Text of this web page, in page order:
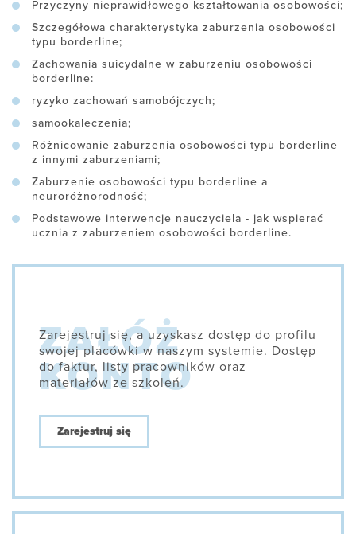
Przyczyny nieprawidłowego kształtowania osobowości;
Szczegółowa charakterystyka zaburzenia osobowości
typu borderline;
Zachowania suicydalne w zaburzeniu osobowości
borderline:
ryzyko zachowań samobójczych;
samookaleczenia;
Różnicowanie zaburzenia osobowości typu borderline
z innymi zaburzeniami;
Zaburzenie osobowości typu borderline a
neuroróżnorodność;
Podstawowe interwencje nauczyciela - jak wspierać
ucznia z zaburzeniem osobowości borderline.
Zarejestruj się, a uzyskasz dostęp do profilu
swojej placówki w naszym systemie. Dostęp
do faktur, listy pracowników oraz
materiałów ze szkoleń.
Zarejestruj się